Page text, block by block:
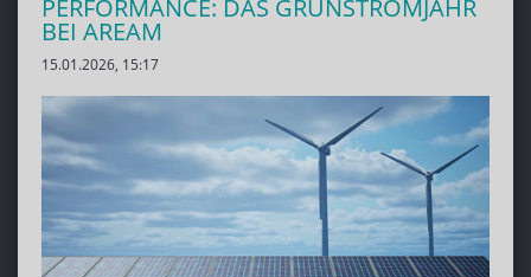
PERFORMANCE: DAS GRÜNSTROMJAHR
BEI AREAM
15.01.2026, 15:17